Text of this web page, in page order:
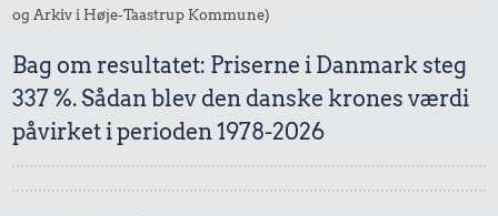
og Arkiv i Høje-Taastrup Kommune)
Bag om resultatet: Priserne i Danmark steg
337 %. Sådan blev den danske krones værdi
påvirket i perioden 1978-2026